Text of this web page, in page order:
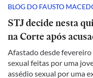
BLOG DO FAUSTO
STJ decide nesta
na Corte após
Afastado desde
sexual feitas por uma
assédio sexual por uma